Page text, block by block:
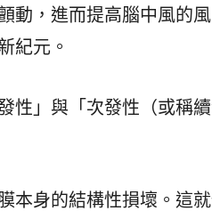
動，進而提高腦中風的
紀元。
性」與「次發性（或稱
本身的結構性損壞。這